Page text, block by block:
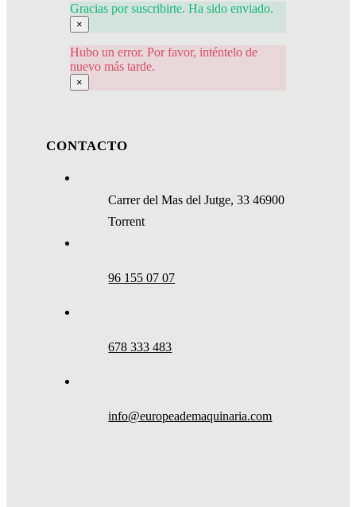
Gracias por suscribirte. Ha sido enviado.
×
Hubo un error. Por favor, inténtelo de
nuevo más tarde.
×
CONTACTO
Carrer del Mas del Jutge, 33 46900
Torrent
96 155 07 07
678 333 483
info@europeademaquinaria.com